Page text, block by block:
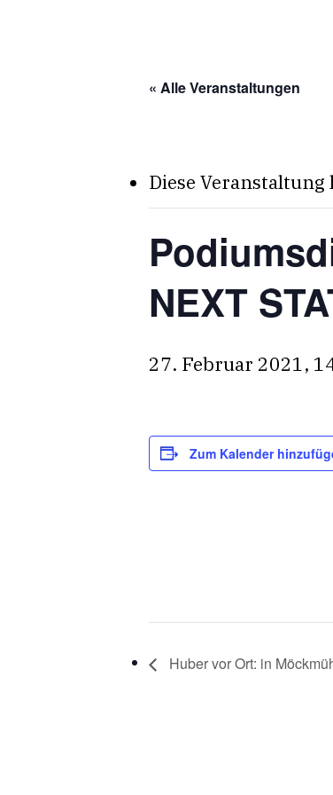
« Alle Veranstaltungen
Diese
NEXT
27. Februar 2021,
Zum Kalender
Huber vor Ort: in